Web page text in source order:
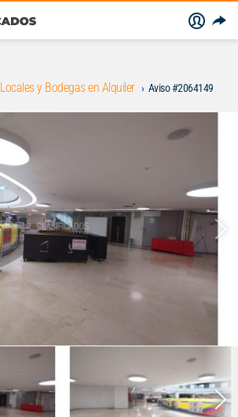
Locales y Bodegas en Alquiler Aviso #2064149